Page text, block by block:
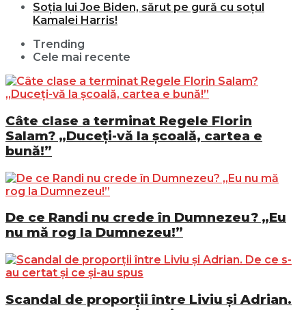
Soția lui Joe Biden, sărut pe gură cu soțul
Kamalei Harris!
Trending
Cele mai recente
Câte clase a terminat Regele Florin
Salam? „Duceți-vă la școală, cartea e
bună!”
De ce Randi nu crede în Dumnezeu? „Eu
nu mă rog la Dumnezeu!”
Scandal de proporții între Liviu și Adrian.